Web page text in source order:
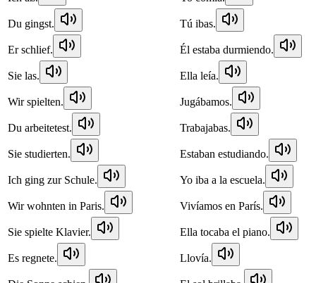
Du gingst. Tú ibas.
Er schlief. Él estaba durmiendo.
Sie las. Ella leía.
Wir spielten. Jugábamos.
Du arbeitetest. Trabajabas.
Sie studierten. Estaban estudiando.
Ich ging zur Schule. Yo iba a la escuela.
Wir wohnten in Paris. Vivíamos en París.
Sie spielte Klavier. Ella tocaba el piano.
Es regnete. Llovía.